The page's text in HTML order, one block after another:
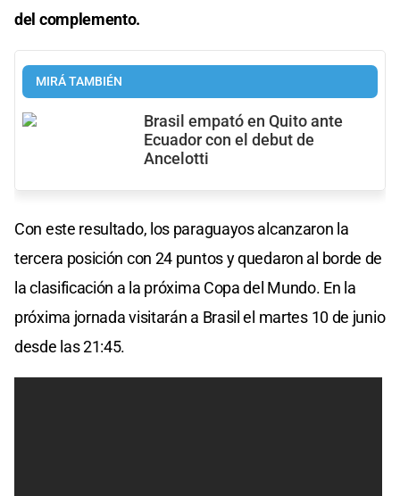
del complemento.
MIRÁ TAMBIÉN
Brasil empató en Quito ante
Ecuador con el debut de
Ancelotti
Con este resultado, los paraguayos alcanzaron la
tercera posición con 24 puntos y quedaron al borde de
la clasificación a la próxima Copa del Mundo. En la
próxima jornada visitarán a Brasil el martes 10 de junio
desde las 21:45.